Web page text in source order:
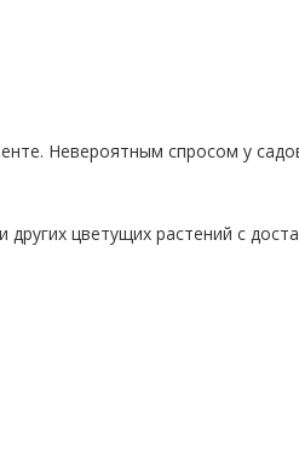
Невероятным спросом у
цветущих растений с